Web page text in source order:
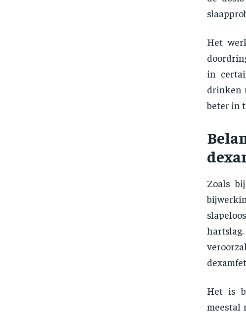
Het
in
drinken
beter in
Zoals
Het is
meestal